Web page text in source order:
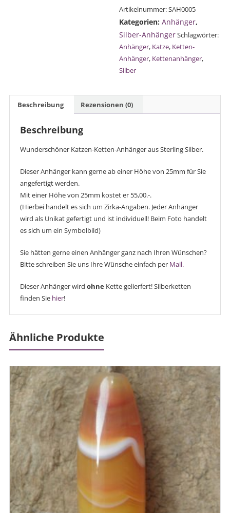
Menge
Artikelnummer:SAH0005
Kategorien:Anhänger,
Silber-AnhängerSchlagwörter:
Anhänger, Katze, Ketten-
Anhänger, Kettenanhänger,
Silber
Beschreibung Rezensionen (0)
Beschreibung
Wunderschöner Katzen-Ketten-Anhänger aus Sterling Silber.
Dieser Anhänger kann gerne ab einer Höhe von 25mm für Sie
angefertigt werden.
Mit einer Höhe von 25mm kostet er 55,00.-.
(Hierbei handelt es sich um Zirka-Angaben. Jeder Anhänger
wird als Unikat gefertigt und ist individuell! Beim Foto handelt
es sich um ein Symbolbild)
Sie hätten gerne einen Anhänger ganz nach Ihren Wünschen?
Bitte schreiben Sie uns Ihre Wünsche einfach per Mail.
Dieser Anhänger wird ohneKette gelierfert! Silberketten
finden Sie hier!
Ähnliche Produkte